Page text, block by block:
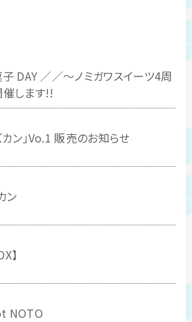
DAY ／／〜ノミガワスイーツ4周
します!!
カン」Vo.1 販売のお知らせ
ン
】
NOTO